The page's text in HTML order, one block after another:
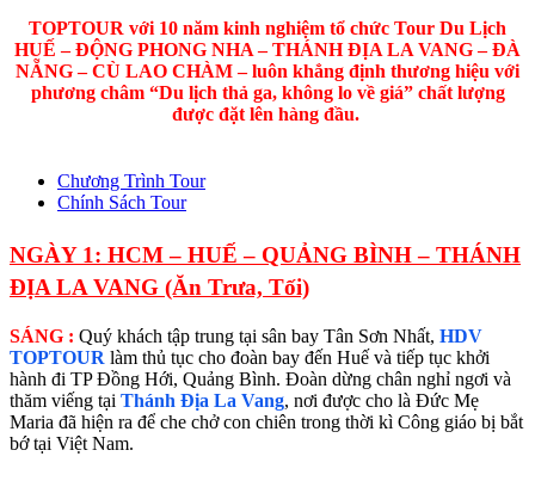
TOPTOUR với 10 năm kinh nghiệm tổ chức Tour Du Lịch
HUẾ – ĐỘNG PHONG NHA – THÁNH ĐỊA LA VANG – ĐÀ
NẴNG – CÙ LAO CHÀM – luôn khẳng định thương hiệu với
phương châm “Du lịch thả ga, không lo về giá” chất lượng
được đặt lên hàng đầu.
Chương Trình Tour
Chính Sách Tour
NGÀY 1: HCM – HUẾ – QUẢNG BÌNH – THÁNH
ĐỊA LA VANG (Ăn Trưa, Tối)
SÁNG : Quý khách tập trung tại sân bay Tân Sơn Nhất, HDV
TOPTOUR làm thủ tục cho đoàn bay đến Huế và tiếp tục khởi
hành đi TP Đồng Hới, Quảng Bình. Đoàn dừng chân nghỉ ngơi và
thăm viếng tại Thánh Địa La Vang, nơi được cho là Đức Mẹ
Maria đã hiện ra để che chở con chiên trong thời kì Công giáo bị bắt
bớ tại Việt Nam.